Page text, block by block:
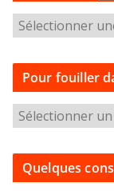
a
t
g
e
Pour fouiller
o
u
Quelques